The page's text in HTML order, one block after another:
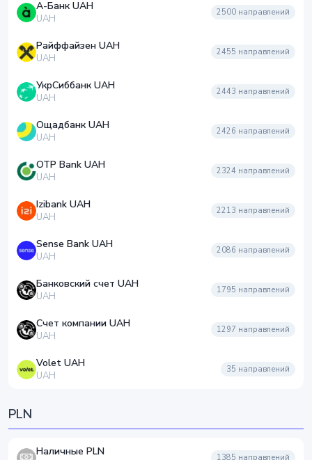
А-Банк UAH
UAH
2500 направлений
Райффайзен UAH
UAH
2455 направлений
УкрСиббанк UAH
UAH
2443 направлений
Ощадбанк UAH
UAH
2426 направлений
OTP Bank UAH
UAH
2324 направлений
Izibank UAH
UAH
2213 направлений
Sense Bank UAH
UAH
2086 направлений
Банковский счет UAH
UAH
1795 направлений
Счет компании UAH
UAH
1297 направлений
Volet UAH
UAH
35 направлений
PLN
Наличные PLN 1385 направлений